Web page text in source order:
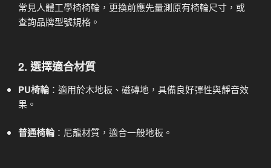
常見人體工學椅椅輪，更換前應先量測原有椅輪尺寸，或
查詢品牌型號規格。
2. 選擇適合材質
PU椅輪：適用於木地板、磁磚地，具備良好彈性與靜音效
果。
普通椅輪：尼龍材質，適合一般地板。